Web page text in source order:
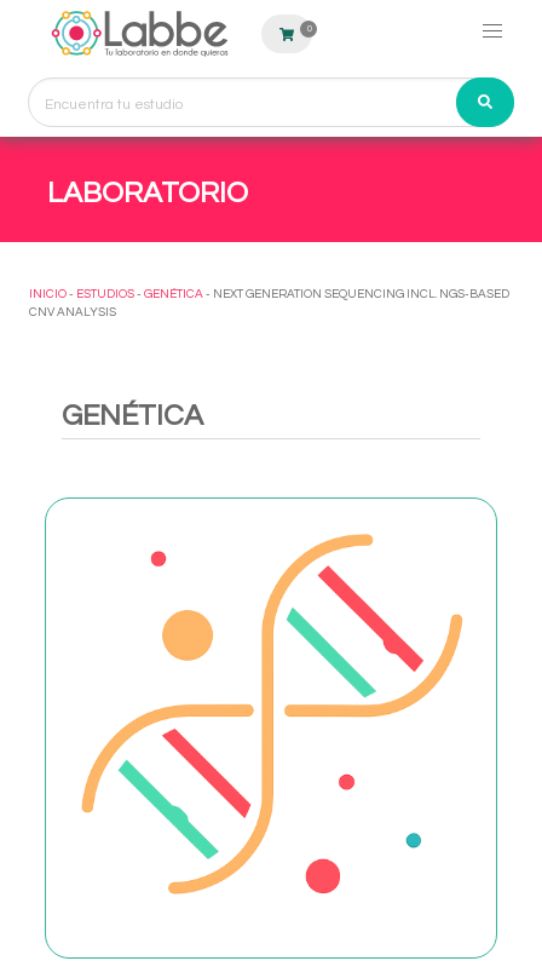
0
LABORATORIO
INICIO - ESTUDIOS - GENÉTICA - NEXT GENERATION SEQUENCING INCL. NGS-BASED
CNV ANALYSIS
GENÉTICA